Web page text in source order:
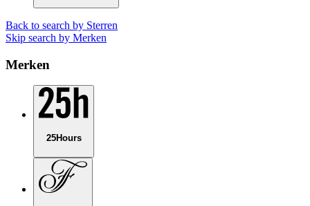
Back to search by Sterren
Skip search by Merken
Merken
25Hours